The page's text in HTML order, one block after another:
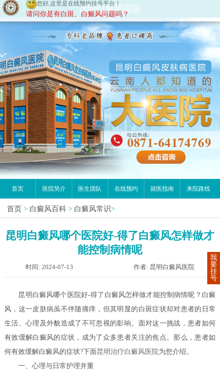
昆明白癜风医院
首页 医院简介 医生团队 在线预约 就医指南 来院路线
首页 > 白癜风百科 > 白癜风常识>
昆明白癜风哪个医院好-得了白癜风怎样做才
能控制病情呢
时间: 2024-07-13 作者: 昆明白癜风医院
昆明白癜风哪个医院好-得了白癜风怎样做才能控制病情呢？白癜
风，这一皮肤病虽不伴随痛痒，但其明显的白斑症状却对患者的日常
生活、心理及外貌造成了不可忽视的影响。面对这一挑战，患者如何
有效缓解白癜风的症状，成为了众多患者关注的焦点。那么，患者如
何有效缓解白癜风的症状?下面昆明治疗白癜风医院为您介绍。
一、心理与日常护理并重
我
要
挂
号
您好,这里是在线预约挂号平台！
请问你是有白斑、白癜风问题吗？